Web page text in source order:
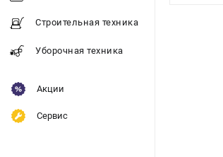
Строительная техника
Уборочная техника
Акции
Сервис